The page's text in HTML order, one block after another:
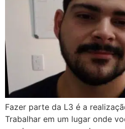
Fazer parte da L3 é a
Trabalhar em um lugar onde